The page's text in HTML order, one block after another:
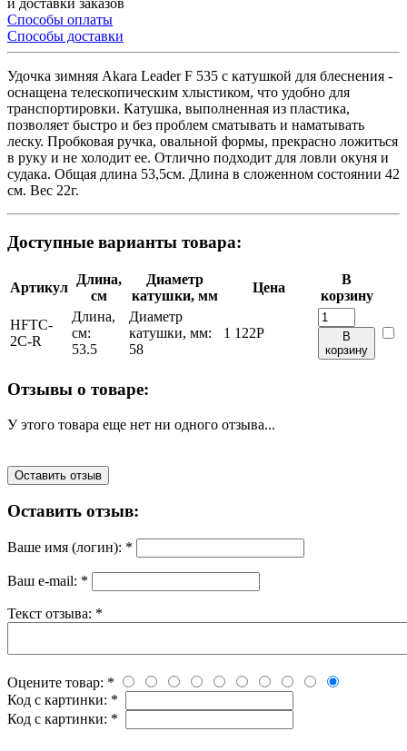
Способы оплаты
Способы доставки
Удочка зимняя Akara Leader F 535 с катушкой для блеснения -
оснащена телескопическим хлыстиком, что удобно для
транспортировки. Катушка, выполненная из пластика,
позволяет быстро и без проблем сматывать и наматывать
леску. Пробковая ручка, овальной формы, прекрасно ложиться
в руку и не холодит ее. Отлично подходит для ловли окуня и
судака. Общая длина 53,5см. Длина в сложенном состоянии 42
см. Вес 22г.
Доступные варианты товара:
Артикул
Длина,
см
Диаметр
катушки, мм
Цена
В
корзину
HFTC-
2C-R
Длина,
см:
53.5
Диаметр
катушки, мм:
58
1 122Р
В
корзину
Отзывы о товаре:
У этого товара еще нет ни одного отзыва...
Оставить отзыв
Оставить отзыв:
Ваше имя (логин): *
Ваш e-mail: *
Текст отзыва: *
Оцените товар: *
Код с картинки: *
Код с картинки: *